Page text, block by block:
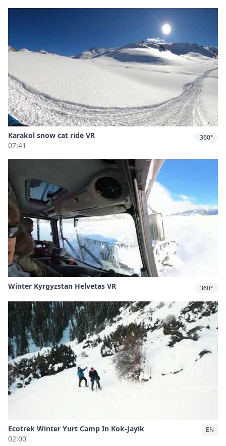
Karakol snow cat ride VR
07:41
360°
Winter Kyrgyzstan Helvetas VR 360°
Ecotrek Winter Yurt Camp In Kok-Jayik
02:00
EN